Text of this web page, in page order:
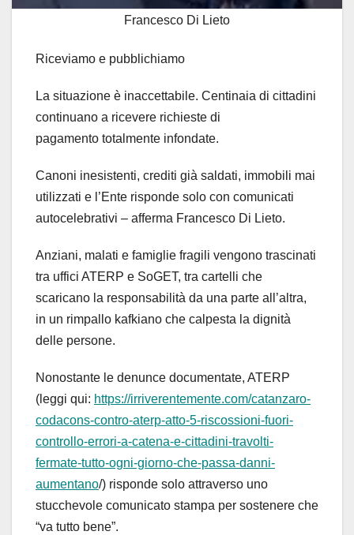
Francesco Di Lieto
Riceviamo e pubblichiamo
La situazione è inaccettabile. Centinaia di cittadini
continuano a ricevere richieste di
pagamento totalmente infondate.
Canoni inesistenti, crediti già saldati, immobili mai
utilizzati e l’Ente risponde solo con comunicati
autocelebrativi – afferma Francesco Di Lieto.
Anziani, malati e famiglie fragili vengono trascinati
tra uffici ATERP e SoGET, tra cartelli che
scaricano la responsabilità da una parte all’altra,
in un rimpallo kafkiano che calpesta la dignità
delle persone.
Nonostante le denunce documentate, ATERP
(leggi qui: https://irriverentemente.com/catanzaro-
codacons-contro-aterp-atto-5-riscossioni-fuori-
controllo-errori-a-catena-e-cittadini-travolti-
fermate-tutto-ogni-giorno-che-passa-danni-
aumentano/) risponde solo attraverso uno
stucchevole comunicato stampa per sostenere che
“va tutto bene”.